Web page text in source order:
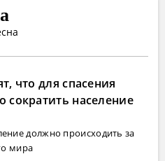
что для спасения
сократить население
должно происходить за
мира